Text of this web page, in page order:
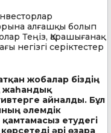
алғашқы болып
Теңіз, Қарашығанақ
негізгі серіктестер
жобалар біздің
жаһандық
айналды. Бұл
әлемдік
етудегі
әрі өзара